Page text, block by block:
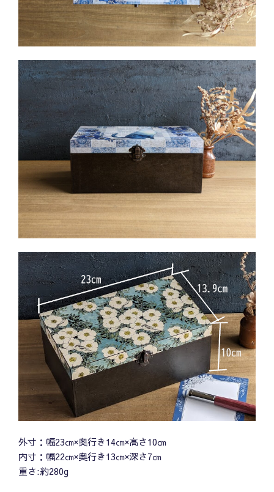
外寸：幅23㎝×奥行き14㎝×高さ10㎝
内寸：幅22㎝×奥行き13㎝×深さ7㎝
重さ:約280g